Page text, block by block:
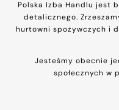
Polska Izba Handlu jest
detalicznego.
hurtowni spożywczych i
Jesteśmy obecnie
społecznych w